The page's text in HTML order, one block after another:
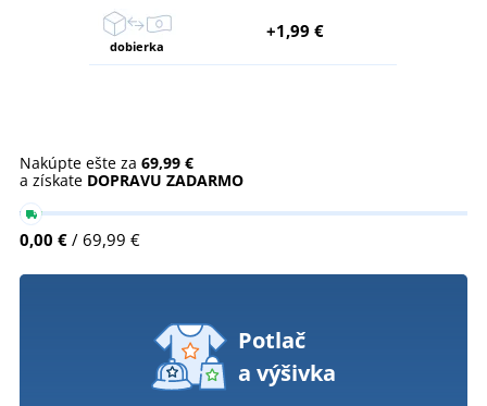
dobierka
+1,99 €
Nakúpte ešte za 69,99 €
a získate DOPRAVU ZADARMO
0,00 € / 69,99 €
Potlač
a výšivka